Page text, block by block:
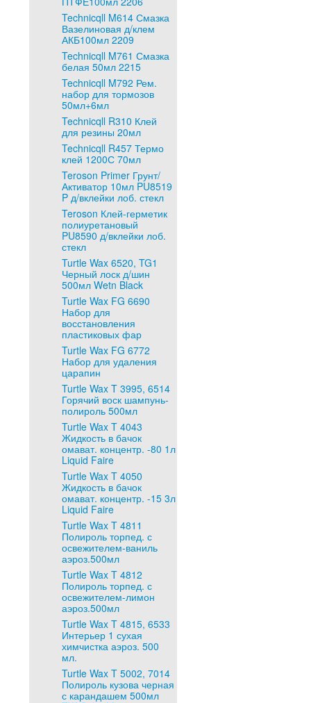
Technicqll M614 Смазка
Вазелиновая д/клем
АКБ100мл 2209
Technicqll M761 Смазка
белая 50мл 2215
Technicqll M792 Рем.
набор для тормозов
50мл+6мл
Technicqll R310 Клей
для резины 20мл
Technicqll R457 Термо
клей 1200С 70мл
Teroson Primer Грунт/
Активатор 10мл PU8519
P д/вклейки лоб. стекл
Teroson Клей-герметик
полиуретановый
PU8590 д/вклейки лоб.
стекл
Turtle Wax 6520, TG1
Черный лоск д/шин
500мл Wetn Black
Turtle Wax FG 6690
Набор для
восстановления
пластиковых фар
Turtle Wax FG 6772
Набор для удаления
царапин
Turtle Wax T 3995, 6514
Горячий воск шампунь-
полироль 500мл
Turtle Wax T 4043
Жидкость в бачок
омават. концентр. -80 1л
Liquid Faire
Turtle Wax T 4050
Жидкость в бачок
омават. концентр. -15 3л
Liquid Faire
Turtle Wax T 4811
Полироль торпед. с
освежителем-ваниль
аэроз.500мл
Turtle Wax T 4812
Полироль торпед. с
освежителем-лимон
аэроз.500мл
Turtle Wax T 4815, 6533
Интерьер 1 сухая
химчистка аэроз. 500
мл.
Turtle Wax T 5002, 7014
Полироль кузова черная
с карандашем 500мл